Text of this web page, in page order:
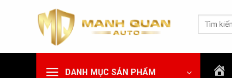
dung
Tìm
DANH MỤC SẢN PHẨM